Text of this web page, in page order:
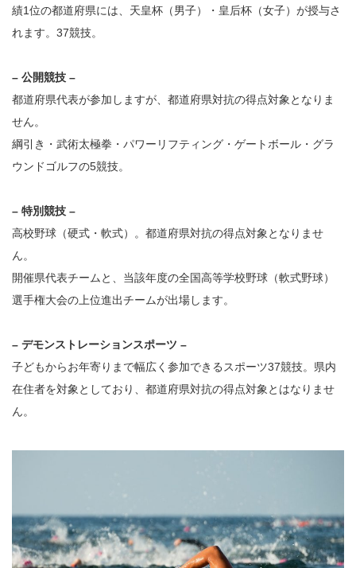
績1位の都道府県には、天皇杯（男子）・皇后杯（女子）が授与さ
れます。37競技。
– 公開競技 –
都道府県代表が参加しますが、都道府県対抗の得点対象となりま
せん。
綱引き・武術太極拳・パワーリフティング・ゲートボール・グラ
ウンドゴルフの5競技。
– 特別競技 –
高校野球（硬式・軟式）。都道府県対抗の得点対象となりませ
ん。
開催県代表チームと、当該年度の全国高等学校野球（軟式野球）
選手権大会の上位進出チームが出場します。
– デモンストレーションスポーツ –
子どもからお年寄りまで幅広く参加できるスポーツ37競技。県内
在住者を対象としており、都道府県対抗の得点対象とはなりませ
ん。